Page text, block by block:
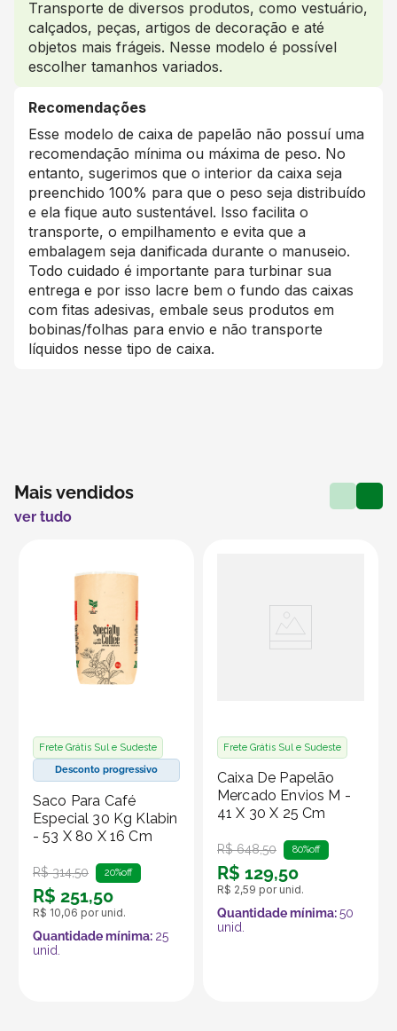
Transporte de diversos produtos, como vestuário,
calçados, peças, artigos de decoração e até
objetos mais frágeis. Nesse modelo é possível
escolher tamanhos variados.
Recomendações
Esse modelo de caixa de papelão não possuí uma
recomendação mínima ou máxima de peso. No
entanto, sugerimos que o interior da caixa seja
preenchido 100% para que o peso seja distribuído
e ela fique auto sustentável. Isso facilita o
transporte, o empilhamento e evita que a
embalagem seja danificada durante o manuseio.
Todo cuidado é importante para turbinar sua
entrega e por isso lacre bem o fundo das caixas
com fitas adesivas, embale seus produtos em
bobinas/folhas para envio e não transporte
líquidos nesse tipo de caixa.
Frete Grátis Sul e Sudeste
Desconto progressivo
Saco Para Café
Especial 30 Kg Klabin
- 53 X 80 X 16 Cm
R$ 314,50 20%off
R$ 251,50
R$ 10,06 por unid.
Quantidade mínima: 25
unid.
Frete Grátis Sul e Sudeste
Caixa De Papelão
Mercado Envios M -
41 X 30 X 25 Cm
R$ 648,50 80%off
R$ 129,50
R$ 2,59 por unid.
Quantidade mínima:50
unid.
Mais vendidos
ver tudo